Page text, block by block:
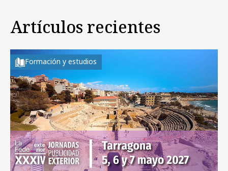
Artículos recientes
Formación y estudios